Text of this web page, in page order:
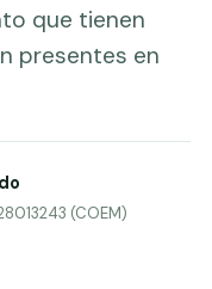
que tienen
presentes en
(COEM)